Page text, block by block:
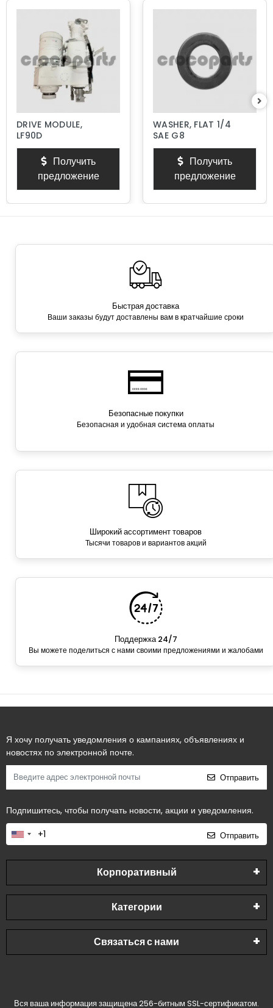
DRIVE MODULE,
LF90D
Получить
предложение
WASHER, FLAT 1/4
SAE G8
Получить
предложение
Быстрая доставка
Ваши заказы будут доставлены вам в кратчайшие сроки
Безопасные покупки
Безопасная и удобная система оплаты
Широкий ассортимент товаров
Тысячи товаров и вариантов акций
Поддержка 24/7
Вы можете поделиться с нами своими предложениями и жалобами
Я хочу получать уведомления о кампаниях, объявлениях и
новостях по электронной почте.
Отправить
Подпишитесь, чтобы получать новости, акции и уведомления.
Отправить
Корпоративный
Категории
Связаться с нами
Вся ваша информация защищена 256-битным SSL-сертификатом.